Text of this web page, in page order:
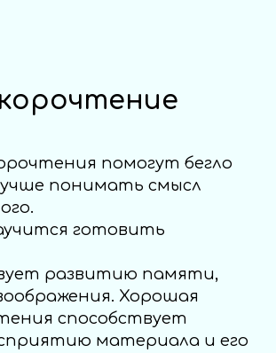
помогут бегло
понимать смысл
готовить
развитию памяти,
Хорошая
способствует
материала и его